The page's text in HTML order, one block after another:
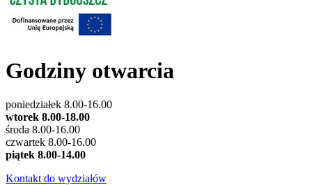
Godziny otwarcia
poniedziałek 8.00-16.00
wtorek 8.00-18.00
środa 8.00-16.00
czwartek 8.00-16.00
piątek 8.00-14.00
Kontakt do wydziałów